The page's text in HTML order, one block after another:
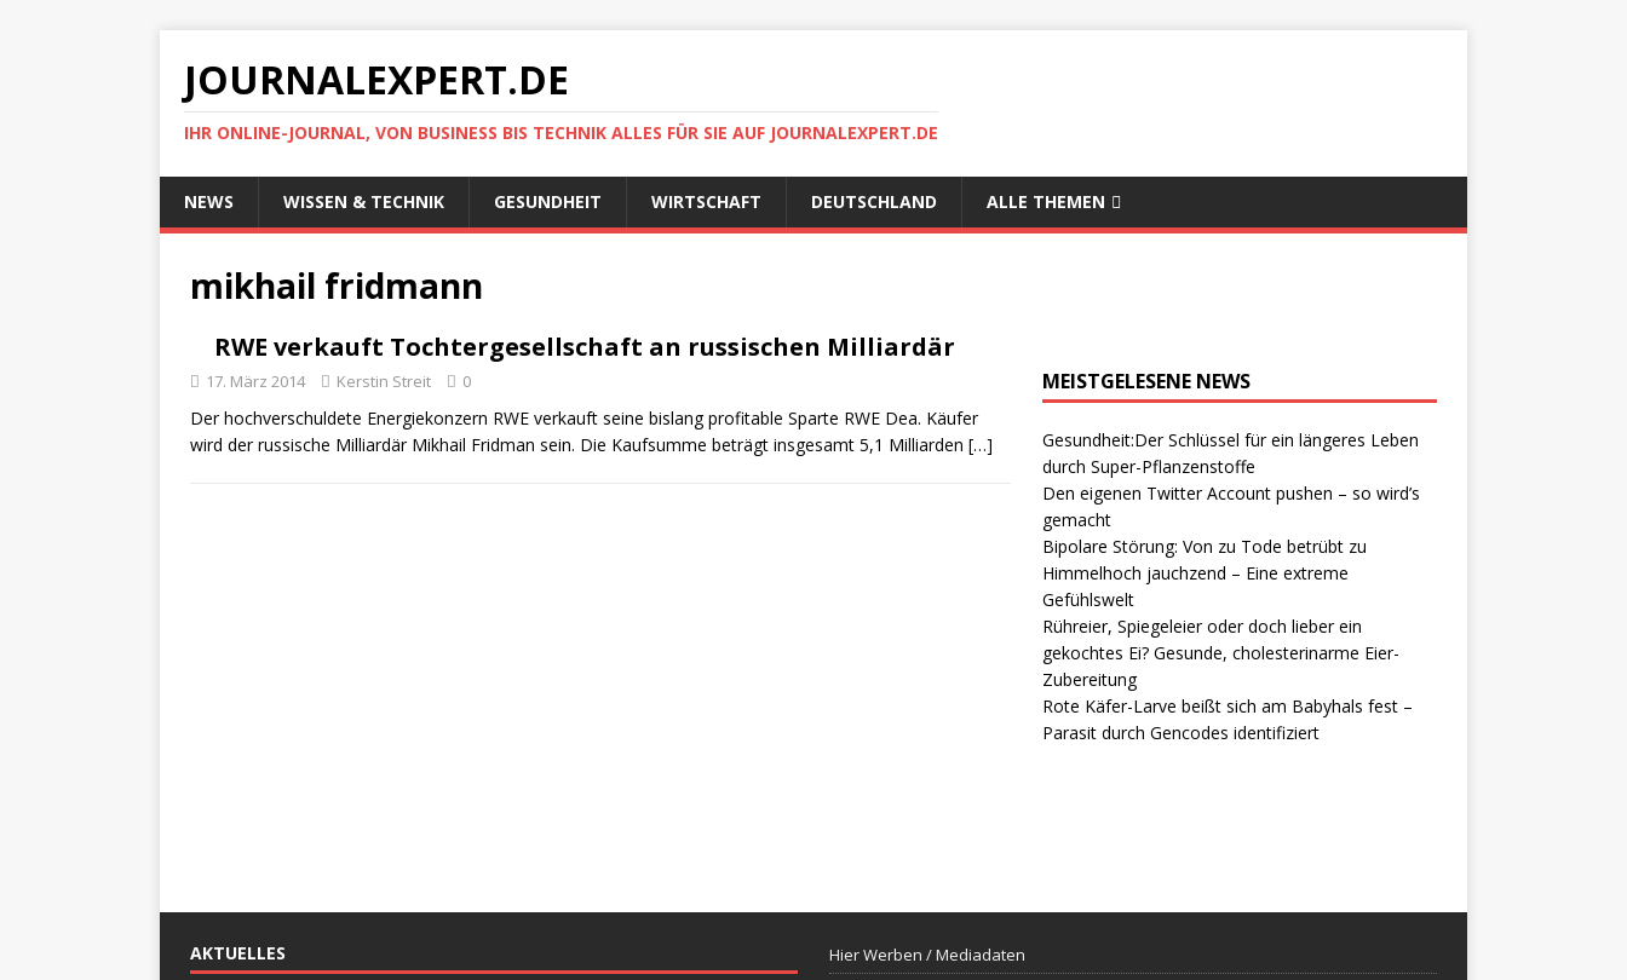
JOURNALEXPERT.DE
IHR ONLINE-JOURNAL, VON BUSINESS BIS TECHNIK ALLES FÜR SIE AUF JOURNALEXPERT.DE
NEWS WISSEN & TECHNIK GESUNDHEIT WIRTSCHAFT DEUTSCHLAND ALLE THEMEN
mikhail fridmann
RWE verkauft Tochtergesellschaft an russischen Milliardär
17. März 2014 Kerstin Streit 0
Der hochverschuldete Energiekonzern RWE verkauft seine bislang profitable Sparte RWE Dea. Käufer
wird der russische Milliardär Mikhail Fridman sein. Die Kaufsumme beträgt insgesamt 5,1 Milliarden […]
MEISTGELESENE NEWS
Gesundheit:Der Schlüssel für ein längeres Leben
durch Super-Pflanzenstoffe
Den eigenen Twitter Account pushen – so wird’s
gemacht
Bipolare Störung: Von zu Tode betrübt zu
Himmelhoch jauchzend – Eine extreme
Gefühlswelt
Rühreier, Spiegeleier oder doch lieber ein
gekochtes Ei? Gesunde, cholesterinarme Eier-
Zubereitung
Rote Käfer-Larve beißt sich am Babyhals fest –
Parasit durch Gencodes identifiziert
AKTUELLES
Hier Werben / Mediadaten